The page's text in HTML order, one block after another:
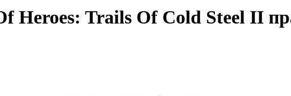
Heroes: Trails Of Cold Steel II